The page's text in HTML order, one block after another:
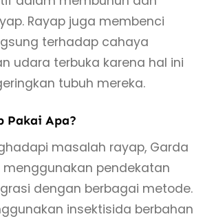
Rayap juga membenci
terhadap cahaya
udara terbuka karena hal ini
tubuh mereka.
Pakai Apa?
masalah rayap, Garda
menggunakan pendekatan
dengan berbagai metode.
insektisida berbahan